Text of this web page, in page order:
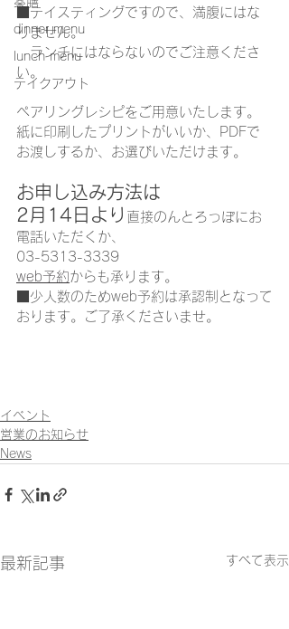
dinner menu
lunch menu
テイクアウト
■テイスティングですので、満腹にはな
りません。
ランチにはならないのでご注意くださ
い。
ペアリングレシピをご用意いたします。
紙に印刷したプリントがいいか、PDFで
お渡しするか、お選びいただけます。
お申し込み方法は
2月14日より 直接のんとろっぽにお
電話いただくか、
03-5313-3339
web予約からも承ります。
■少人数のためweb予約は承認制となって
おります。ご了承くださいませ。
イベント
営業のお知らせ
News
最新記事 すべて表示